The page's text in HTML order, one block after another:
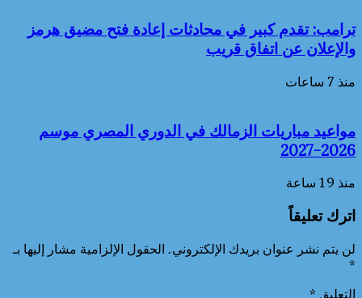
ترامب: تقدم كبير في محادثات إعادة فتح مضيق هرمز
والإعلان عن اتفاق قريب
منذ 7 ساعات
مواعيد مباريات الزمالك في الدوري المصري موسم
2026-2027
منذ 19 ساعة
اترك تعليقاً
لن يتم نشر عنوان بريدك الإلكتروني. الحقول الإلزامية مشار إليها بـ
*
التعليق *